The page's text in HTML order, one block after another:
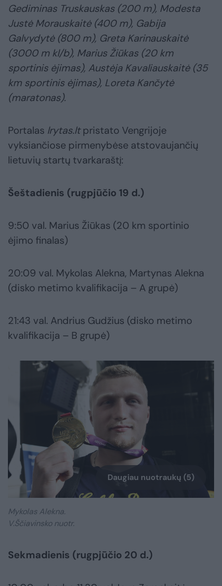
Gediminas Truskauskas (200 m), Modesta
Justė Morauskaitė (400 m), Gabija
Galvydytė (800 m), Greta Karinauskaitė
(3000 m kl/b), Marius Žiūkas (20 km
sportinis ėjimas), Austėja Kavaliauskaitė (35
km sportinis ėjimas), Loreta Kančytė
(maratonas).
Portalas lrytas.ltpristato Vengrijoje
vyksiančiose pirmenybėse atstovaujančių
lietuvių startų tvarkaraštį:
Šeštadienis (rugpjūčio 19 d.)
9:50 val. Marius Žiūkas (20 km sportinio
ėjimo finalas)
20:09 val. Mykolas Alekna, Martynas Alekna
(disko metimo kvalifikacija – A grupė)
21:43 val. Andrius Gudžius (disko metimo
kvalifikacija – B grupė)
Daugiau nuotraukų (5)
Mykolas Alekna.
V.Ščiavinsko nuotr.
Sekmadienis (rugpjūčio 20 d.)